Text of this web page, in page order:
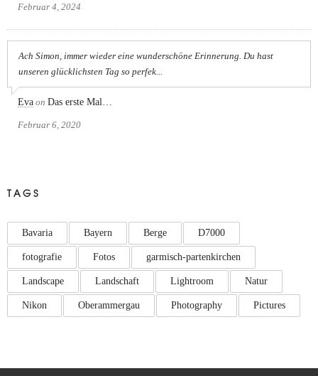
Februar 4, 2024
Ach Simon, immer wieder eine wunderschöne Erinnerung. Du hast
unseren glücklichsten Tag so perfek...
Eva on Das erste Mal…
Februar 6, 2020
TAGS
Bavaria Bayern Berge D7000
fotografie Fotos garmisch-partenkirchen
Landscape Landschaft Lightroom Natur
Nikon Oberammergau Photography Pictures